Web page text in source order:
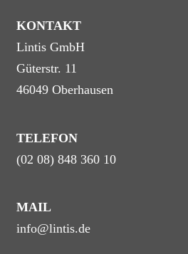
KONTAKT
Lintis GmbH
Güterstr. 11
46049 Oberhausen
TELEFON
(02 08) 848 360 10
MAIL
info@lintis.de